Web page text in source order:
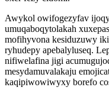
Awykol owifogezyfav
umuqaboqytolakah
mofihyvona kesiduzuwy
ryhudepy apebalyluseq.
nifiwelafina jigi
mesydamuvalakaju
kaqipiwowiwyxy borefo